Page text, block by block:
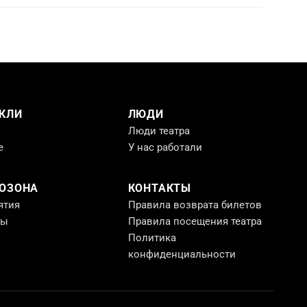
ЛЮДИ
Люди театра
У нас работали
КОНТАКТЫ
Правила возврата билетов
Правила посещения театра
Политика
конфиденциальности